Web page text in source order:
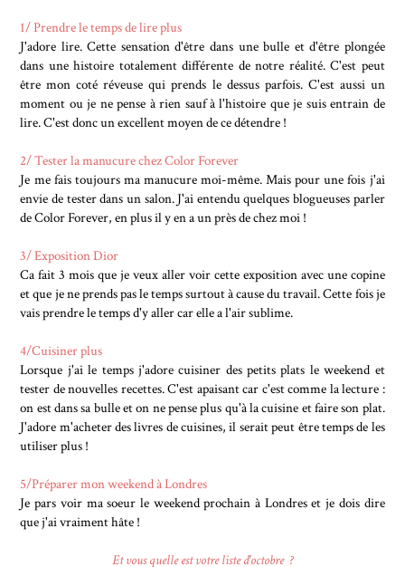
1/ Prendre le temps de lire plus
J'adore lire. Cette sensation d'être dans une bulle et d'être plongée
dans une histoire totalement différente de notre réalité. C'est peut
être mon coté réveuse qui prends le dessus parfois. C'est aussi un
moment ou je ne pense à rien sauf à l'histoire que je suis entrain de
lire. C'est donc un excellent moyen de ce détendre !
2/ Tester la manucure chez Color Forever
Je me fais toujours ma manucure moi-même. Mais pour une fois j'ai
envie de tester dans un salon. J'ai entendu quelques blogueuses parler
de Color Forever, en plus il y en a un près de chez moi !
3/ Exposition Dior
Ca fait 3 mois que je veux aller voir cette exposition avec une copine
et que je ne prends pas le temps surtout à cause du travail. Cette fois je
vais prendre le temps d'y aller car elle a l'air sublime.
4/Cuisiner plus
Lorsque j'ai le temps j'adore cuisiner des petits plats le weekend et
tester de nouvelles recettes. C'est apaisant car c'est comme la lecture :
on est dans sa bulle et on ne pense plus qu'à la cuisine et faire son plat.
J'adore m'acheter des livres de cuisines, il serait peut être temps de les
utiliser plus !
5/Préparer mon weekend à Londres
Je pars voir ma soeur le weekend prochain à Londres et je dois dire
que j'ai vraiment hâte !
Et vous quelle est votre liste d'octobre ?